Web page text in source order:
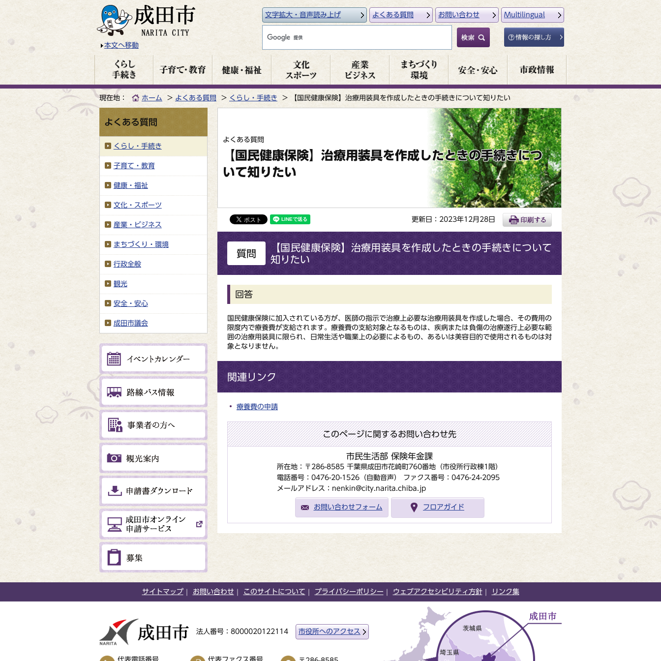
本文へ移動
文字拡大・音声読み上げ よくある質問 お問い合わせ Multilingual
現在地： ホーム よくある質問 くらし・手続き 【国民健康保険】治療用装具を作成したときの手続きについて知りたい
よくある質問
【国民健康保険】治療用装具を作成したときの手続きにつ
いて知りたい
更新日：2023年12月28日
質問
【国民健康保険】治療用装具を作成したときの手続きについて
知りたい
回答
国民健康保険に加入されている方が、医師の指示で治療上必要な治療用装具を作成した場合、その費用の
限度内で療養費が支給されます。療養費の支給対象となるものは、疾病または負傷の治療遂行上必要な範
囲の治療用装具に限られ、日常生活や職業上の必要によるもの、あるいは美容目的で使用されるものは対
象となりません。
関連リンク
療養費の申請
このページに関するお問い合わせ先
市民生活部 保険年金課
所在地：〒286-8585 千葉県成田市花崎町760番地（市役所行政棟1階）
電話番号：0476-20-1526（自動音声）
ファクス番号：0476-24-2095
メールアドレス：nenkin@city.narita.chiba.jp
お問い合わせフォーム フロアガイド
よくある質問
くらし・手続き
子育て・教育
健康・福祉
文化・スポーツ
産業・ビジネス
まちづくり・環境
行政全般
観光
安全・安心
成田市議会
サイトマップ お問い合わせ このサイトについて プライバシーポリシー ウェブアクセシビリティ方針 リンク集
法人番号：8000020122114 市役所へのアクセス
代表電話番号 代表ファクス番号